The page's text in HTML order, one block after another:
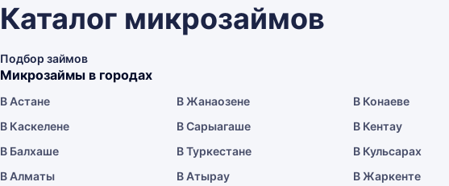
Каталог микрозаймов
Подбор займов
Микрозаймы в городах
В Астане В Жанаозене В Конаеве
В Каскелене
В Сарыагаше В Кентау
В Балхаше
В Туркестане В Кульсарах
В Алматы
В Атырау В Жаркенте